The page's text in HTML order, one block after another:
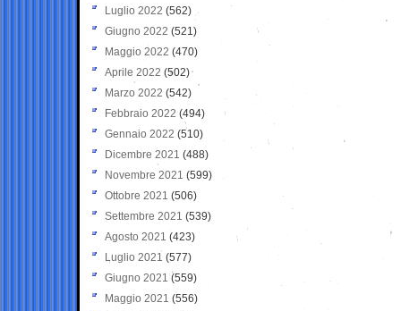
Luglio 2022 (562)
Giugno 2022 (521)
Maggio 2022 (470)
Aprile 2022 (502)
Marzo 2022 (542)
Febbraio 2022 (494)
Gennaio 2022 (510)
Dicembre 2021 (488)
Novembre 2021 (599)
Ottobre 2021 (506)
Settembre 2021 (539)
Agosto 2021 (423)
Luglio 2021 (577)
Giugno 2021(559)
Maggio 2021 (556)